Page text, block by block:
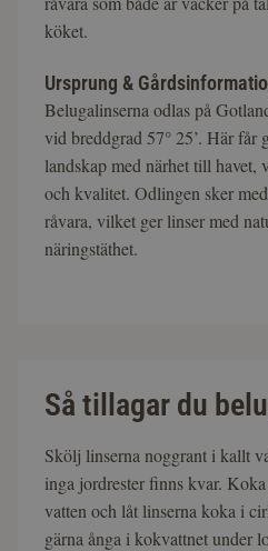
köket.
Ursprung &
Belugalinserna odlas på
vid breddgrad 57° 25’. Här får
landskap med närhet till
och kvalitet. Odlingen sker
råvara, vilket ger linser med
näringstäthet.
Så tillagar du
Skölj linserna noggrant i kallt
inga jordrester finns kvar.
vatten och låt linserna koka i
gärna ånga i kokvattnet under